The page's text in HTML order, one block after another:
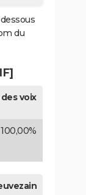
du
des voix
100,00%